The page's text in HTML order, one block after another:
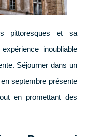
pittoresques et sa
inoubliable
Séjourner dans un
en septembre présente
en promettant des